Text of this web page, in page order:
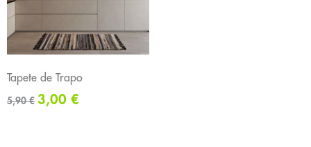
Tapete de Trapo
5,90€ 3,00 €